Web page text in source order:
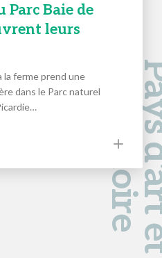
Baie de
leurs
ferme prend une
dans le Parc naturela
d
e